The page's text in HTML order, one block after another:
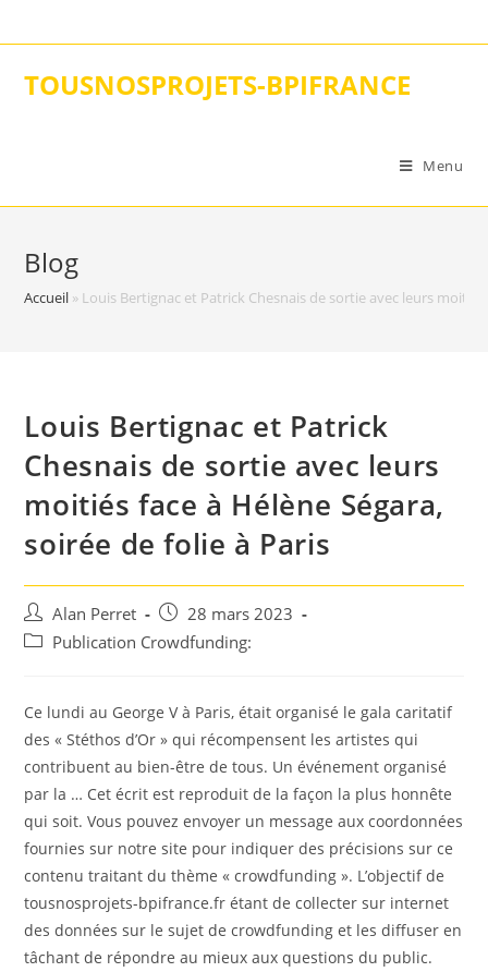
to
TOUSNOSPROJETS-BPIFRANCE
Menu
Blog
Accueil » Louis Bertignac et Patrick Chesnais de sortie avec leurs
Louis Bertignac et Patrick
Chesnais de sortie avec leurs
moitiés face à Hélène Ségara,
soirée de folie à Paris
Auteur/autrice
de
Alan Perret
Post
published:
28 mars 2023
PostPublication Crowdfunding:
Ce lundi au George V à Paris, était organisé le gala caritatif
des « Stéthos d’Or » qui récompensent les artistes qui
contribuent au bien-être de tous. Un événement organisé
par la … Cet écrit est reproduit de la façon la plus honnête
qui soit. Vous pouvez envoyer un message aux coordonnées
fournies sur notre site pour indiquer des précisions sur ce
contenu traitant du thème « crowdfunding ». L’objectif de
tousnosprojets-bpifrance.fr étant de collecter sur internet
des données sur le sujet de crowdfunding et les diffuser en
tâchant de répondre au mieux aux questions du public.